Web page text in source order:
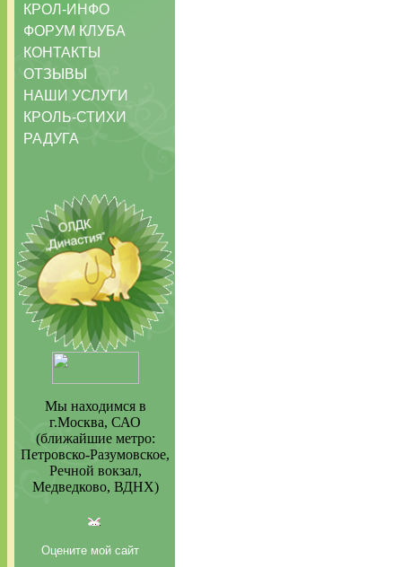
КРОЛ-ИНФО
ФОРУМ КЛУБА
КОНТАКТЫ
ОТЗЫВЫ
НАШИ УСЛУГИ
КРОЛЬ-СТИХИ
РАДУГА
Мы находимся в
г.Москва, САО
(ближайшие метро:
Петровско-Разумовское,
Речной вокзал,
Медведково, ВДНХ)
Оцените мой сайт